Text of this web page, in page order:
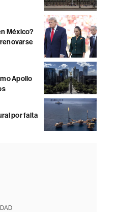
México?
Apollo
por falta